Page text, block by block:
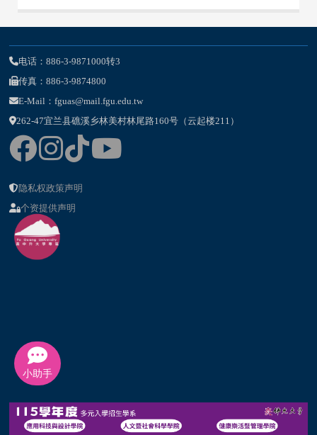
电话：886-3-9871000转3
传真：886-3-9874800
E-Mail：fguas@mail.fgu.edu.tw
262-47宜兰县礁溪乡林美村林尾路160号（云起楼211）
隐私权政策声明
个资提供声明
小助手